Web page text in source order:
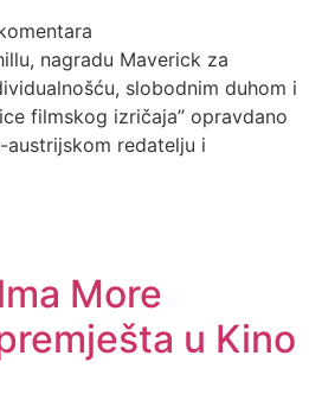
nagradu Maverick za
slobodnim duhom i
filmskog izričaja” opravdano
redatelju i
More
u Kino